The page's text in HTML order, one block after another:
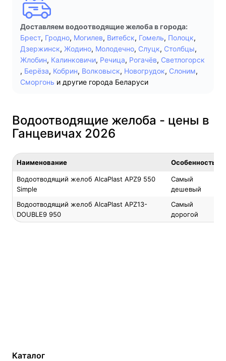
Доставляем водоотводящие желоба в города:
Брест, Гродно, Могилев, Витебск, Гомель, Полоцк,
Дзержинск, Жодино, Молодечно, Слуцк, Столбцы,
Жлобин, Калинковичи, Речица, Рогачёв, Светлогорск
, Берёза, Кобрин, Волковыск, Новогрудок, Слоним,
Сморгонь и другие города Беларуси
Водоотводящие желоба - цены в
Ганцевичах 2026
Наименование Особенность
Водоотводящий желоб AlcaPlast APZ9 550
Simple
Самый
дешевый
Водоотводящий желоб AlcaPlast APZ13-
DOUBLE9 950
Самый
дорогой
Каталог